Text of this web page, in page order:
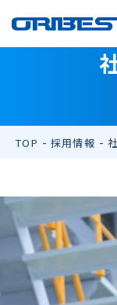
TOP 採用情報